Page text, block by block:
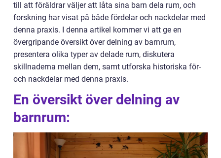
till att föräldrar väljer att låta sina barn dela rum, och
forskning har visat på både fördelar och nackdelar med
denna praxis. I denna artikel kommer vi att ge en
övergripande översikt över delning av barnrum,
presentera olika typer av delade rum, diskutera
skillnaderna mellan dem, samt utforska historiska för-
och nackdelar med denna praxis.
En översikt över delning av
barnrum: